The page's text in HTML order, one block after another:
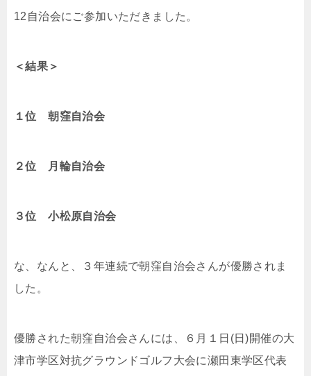
12自治会にご参加いただきました。
＜結果＞
１位 朝窪自治会
２位 月輪自治会
３位 小松原自治会
な、なんと、３年連続で朝窪自治会さんが優勝されま
した。
優勝された朝窪自治会さんには、６月１日(日)開催の大
津市学区対抗グラウンドゴルフ大会に瀬田東学区代表